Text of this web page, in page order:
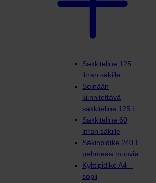
Säkkiteline 125
litran säkille
Seinään
kiinnitettävä
säkkiteline 125 L
Säkkiteline 60
litran säkille
Säkinpidike 240 L
pehmeää muovia
Kylttipidike A4 –
sopii